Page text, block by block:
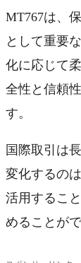
MT767は、
として重要
化に応じて
全性と信頼
す。
国際取引は
変化するの
活用するこ
めることがで